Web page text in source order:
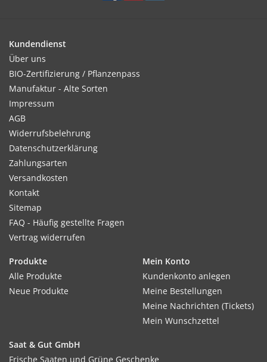
Kundendienst
Über uns
BIO-Zertifizierung / Pflanzenpass
Manufaktur - Alte Sorten
Impressum
AGB
Widerrufsbelehrung
Datenschutzerklärung
Zahlungsarten
Versandkosten
Kontakt
Sitemap
FAQ - Häufig gestellte Fragen
Vertrag widerrufen
Produkte
Alle Produkte
Neue Produkte
Mein Konto
Kundenkonto anlegen
Meine Bestellungen
Meine Nachrichten (Tickets)
Mein Wunschzettel
Saat & Gut GmbH
Frische Saaten und Grüne Geschenke